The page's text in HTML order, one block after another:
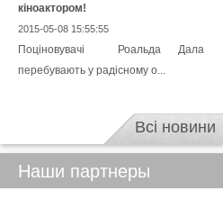
кіноактором!
2015-05-08 15:55:55
Поціновувачі Роальда Дала
перебувають у радісному о...
Всі новини
Наши партнеры